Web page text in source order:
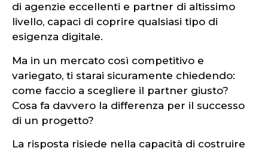
di agenzie eccellenti e partner di altissimo
livello, capaci di coprire qualsiasi tipo di
esigenza digitale.
Ma in un mercato così competitivo e
variegato, ti starai sicuramente chiedendo:
come faccio a scegliere il partner giusto?
Cosa fa davvero la differenza per il successo
di un progetto?
La risposta risiede nella capacità di costruire